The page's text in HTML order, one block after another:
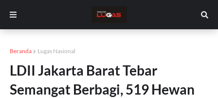
Beranda Lugas Nasional
LDII Jakarta Barat Tebar
Semangat Berbagi, 519 Hewan